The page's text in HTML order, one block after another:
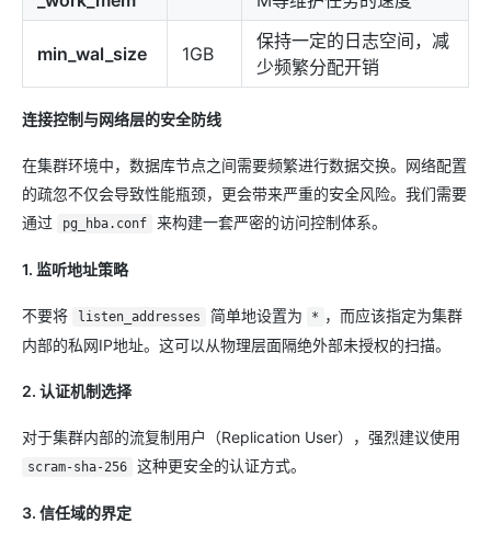
min_wal_size 1GB
保持一定的日志空间，减
少频繁分配开销
连接控制与网络层的安全防线
在集群环境中，数据库节点之间需要频繁进行数据交换。网络配置
的疏忽不仅会导致性能瓶颈，更会带来严重的安全风险。我们需要
通过
pg_hba.conf 来构建一套严密的访问控制体系。
1. 监听地址策略
不要将 listen_addresses 简单地设置为 * ，而应该指定为集群
内部的私网IP地址。这可以从物理层面隔绝外部未授权的扫描。
2. 认证机制选择
对于集群内部的流复制用户（Replication User），强烈建议使用
scram-sha-256 这种更安全的认证方式。
3. 信任域的界定